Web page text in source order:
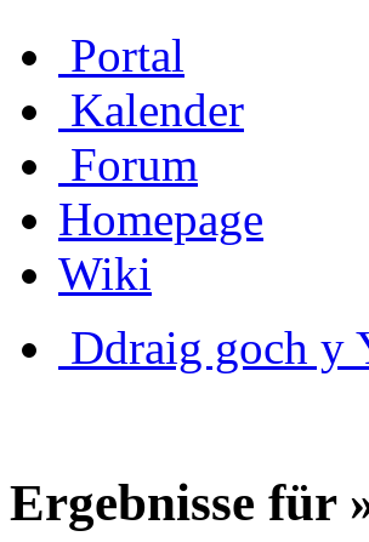
Portal
Kalender
Forum
Homepage
Wiki
Ddraig goch y
Ergebnisse für